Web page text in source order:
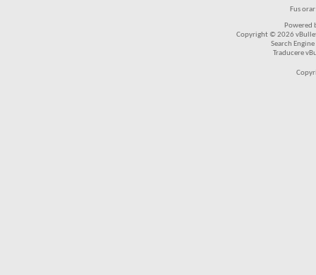
Fus
Powered
Copyright © 2026
Search
Traducere